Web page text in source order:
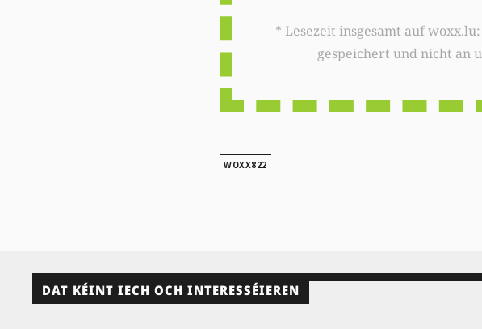
* Lesezeit insgesamt auf woxx.lu: 0 Minute. Diese Daten werden nur in Ihrem Browser
gespeichert und nicht an
WOXX822
DAT KÉINT IECH OCH INTERESSÉIEREN